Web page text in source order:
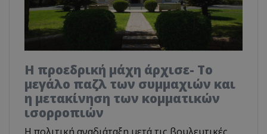
Η προεδρική μάχη άρχισε- Το
μεγάλο παζλ των συμμαχιών και
η μετακίνηση των κομματικών
ισορροπιών